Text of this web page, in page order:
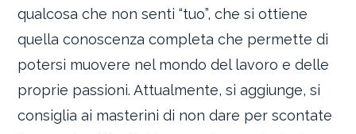
qualcosa che non senti “tuo”, che si ottiene
quella conoscenza completa che permette di
potersi muovere nel mondo del lavoro e delle
proprie passioni. Attualmente, si aggiunge, si
consiglia ai masterini di non dare per scontate